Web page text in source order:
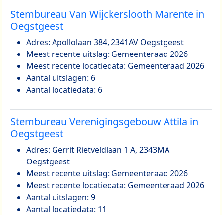
Stembureau Van Wijckerslooth Marente in
Oegstgeest
Adres: Apollolaan 384, 2341AV Oegstgeest
Meest recente uitslag: Gemeenteraad 2026
Meest recente locatiedata: Gemeenteraad 2026
Aantal uitslagen: 6
Aantal locatiedata: 6
Stembureau Verenigingsgebouw Attila in
Oegstgeest
Adres: Gerrit Rietveldlaan 1 A, 2343MA
Oegstgeest
Meest recente uitslag: Gemeenteraad 2026
Meest recente locatiedata: Gemeenteraad 2026
Aantal uitslagen: 9
Aantal locatiedata: 11